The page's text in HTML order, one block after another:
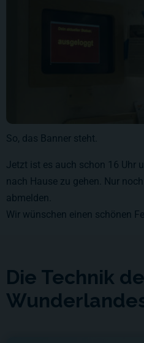
So, das Banner steht.
Jetzt ist es auch schon 16 Uhr
nach Hause zu gehen. Nur
abmelden.
Wir wünschen einen schönen
Die Technik